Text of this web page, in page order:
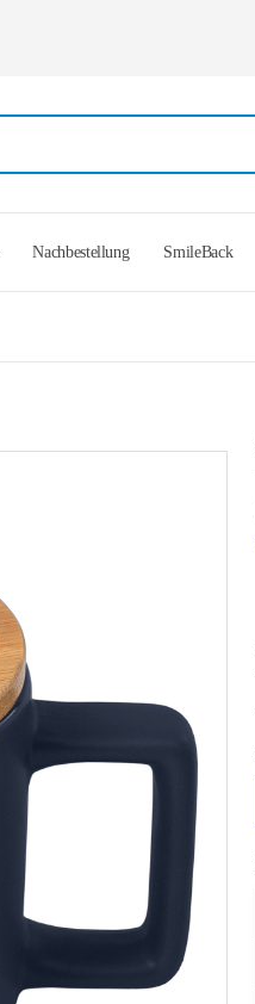
Nachbestellung SmileBack